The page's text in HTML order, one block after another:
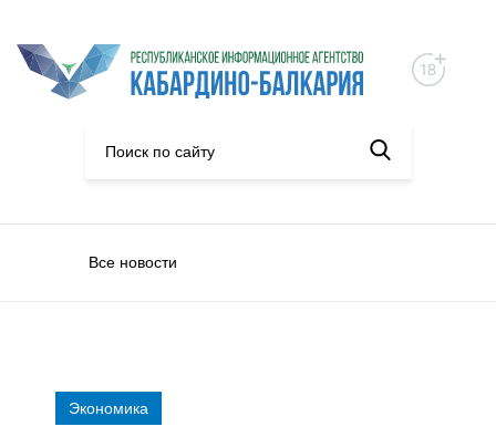
Все новости
Экономика